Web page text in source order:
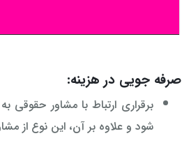
صرفه جویی در هزینه:
برقراری ارتباط با مشاور
شود و علاوه بر آن، این نوع از